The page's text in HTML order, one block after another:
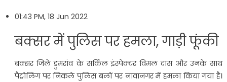
01:43 PM, 18 Jun 2022
बक्‍सर में पुलिस पर हमला, गाड़ी फूंकी
बक्‍सर जिले डुमरांव के सर्किल इंस्‍पेक्‍टर विमल दास और उनके साथ
पैट्रोलिंग पर निकले पुलिस बलों पर नावानगर में हमला किया गया है।